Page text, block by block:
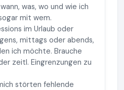
was, wo und wie ich
mit wem.
im Urlaub oder
mittags oder abends,
ich möchte. Brauche
zeitl. Eingrenzungen zu
störten fehlende